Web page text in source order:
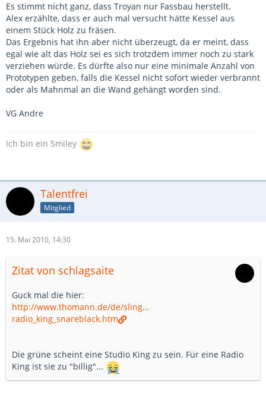
Es stimmt nicht ganz, dass Troyan nur Fassbau herstellt.
Alex erzählte, dass er auch mal versucht hätte Kessel aus
einem Stück Holz zu fräsen.
Das Ergebnis hat ihn aber nicht überzeugt, da er meint, dass
egal wie alt das Holz sei es sich trotzdem immer noch zu stark
verziehen würde. Es dürfte also nur eine minimale Anzahl von
Prototypen geben, falls die Kessel nicht sofort wieder verbrannt
oder als Mahnmal an die Wand gehängt worden sind.
VG Andre
Ich bin ein Smiley
Talentfrei
Mitglied
15. Mai 2010, 14:30
Zitat von schlagsaite
Guck mal die hier:
http://www.thomann.de/de/sling…
radio_king_snareblack.htm
Die grüne scheint eine Studio King zu sein. Für eine Radio
King ist sie zu "billig"...